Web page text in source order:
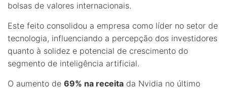
bolsas de valores internacionais.
Este feito consolidou a empresa como líder no setor de
tecnologia, influenciando a percepção dos investidores
quanto à solidez e potencial de crescimento do
segmento de inteligência artificial.
O aumento de 69% na receita da Nvidia no último